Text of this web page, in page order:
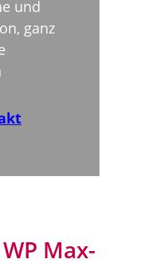
und
ganz
Max-